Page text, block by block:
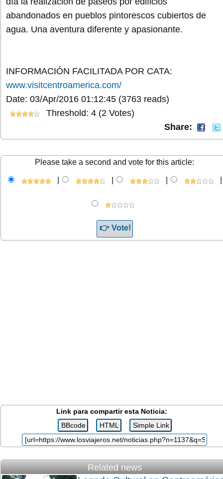
abandonados en pueblos pintorescos cubiertos de
agua. Una aventura diferente y apasionante.
INFORMACIÓN FACILITADA POR CATA:
www.visitcentroamerica.com/
Date: 03/Apr/2016 01:12:45 (3763 reads)
Threshold: 4 (2 Votes)
Share:
Please take a second and vote for this article:
Link para compartir esta Noticia:
Related news